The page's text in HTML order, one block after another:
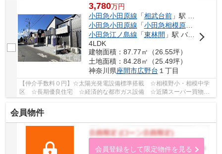
3,780万円
小田急小田原線 「相武台前」駅 徒歩18分
小田急小田原線 「小田急相模原」駅 徒歩
小田急江ノ島線 「東林間 」駅 バス4分 「相模台」 停歩13分
4LDK
建物面積：87.77㎡（26.55坪）
土地面積：84.28㎡（25.49坪）
神奈川県座間市広野台 １丁目
【仲介手数料０円】☆太陽光発電設備標準搭載 ☆相模野小・相模中学
区 ☆長期優良住宅 ☆経済的な都市ガス設備 ☆近隣スーパー買物施
設多数 ☆長期優良住宅 ☆リビングは開放感のある折...
会員物件
会員登録をして限定物件を見る